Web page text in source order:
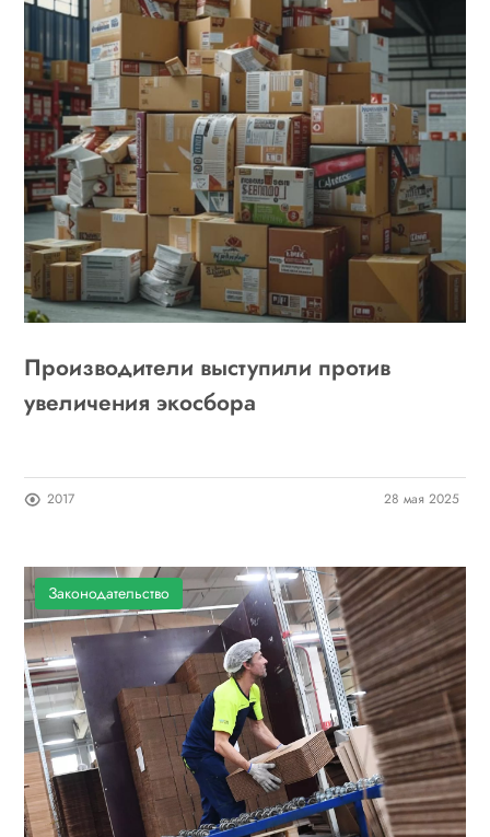
Производители выступили против
увеличения экосбора
2017 28 мая 2025
Законодательство